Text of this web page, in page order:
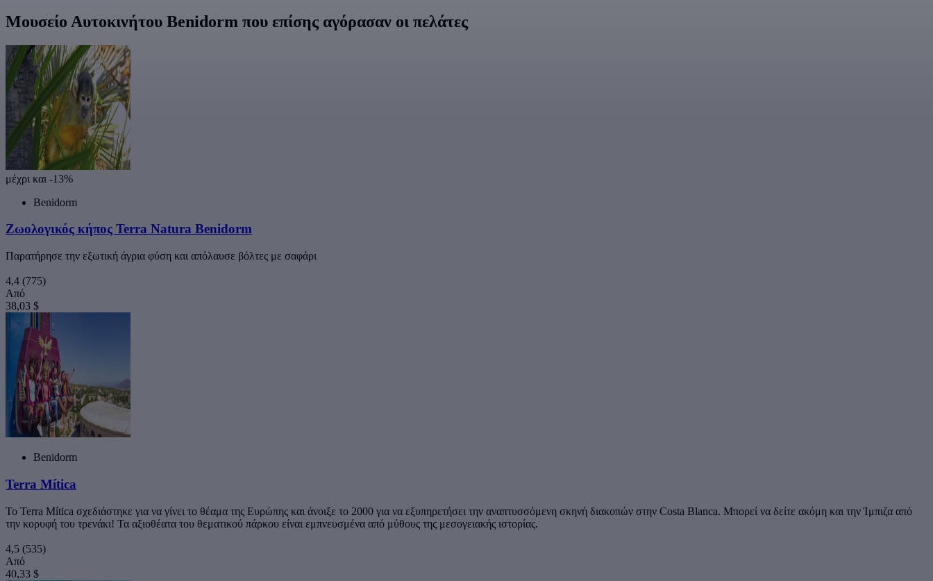
Μουσείο Αυτοκινήτου Benidorm που επίσης αγόρασαν οι πελάτες
μέχρι και -13%
Benidorm
Ζωολογικός κήπος Terra Natura Benidorm
Παρατήρησε την εξωτική άγρια φύση και απόλαυσε βόλτες με σαφάρι
4,4 (775)
Από
38,03 $
Benidorm
Terra Mítica
Το Terra Mítica σχεδιάστηκε για να γίνει το θέαμα της Ευρώπης και άνοιξε το 2000 για να εξυπηρετήσει την αναπτυσσόμενη σκηνή διακοπών στην Costa Blanca. Μπορεί να δείτε ακόμη και την Ίμπιζα από
την κορυφή του τρενάκι! Τα αξιοθέατα του θεματικού πάρκου είναι εμπνευσμένα από μύθους της μεσογειακής ιστορίας.
4,5 (535)
Από
40,33 $